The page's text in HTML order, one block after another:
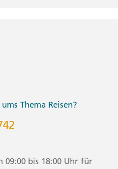
Thema Reisen?
09:00 bis 18:00 Uhr für